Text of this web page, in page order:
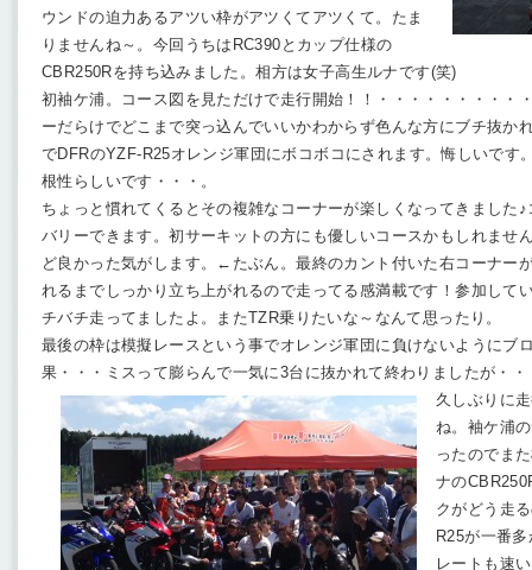
ウンドの迫力あるアツい枠がアツくてアツくて。たま
りませんね～。今回うちはRC390とカップ仕様の
CBR250Rを持ち込みました。相方は女子高生ルナです(笑)
初袖ケ浦。コース図を見ただけで走行開始！！・・・・・・・・・
ーだらけでどこまで突っ込んでいいかわからず色んな方にブチ抜か
でDFRのYZF-R25オレンジ軍団にボコボコにされます。悔しいです
根性らしいです・・・。
ちょっと慣れてくるとその複雑なコーナーが楽しくなってきました
バリーできます。初サーキットの方にも優しいコースかもしれませ
ど良かった気がします。←たぶん。最終のカント付いた右コーナー
れるまでしっかり立ち上がれるので走ってる感満載です！参加して
チバチ走ってましたよ。またTZR乗りたいな～なんて思ったり。
最後の枠は模擬レースという事でオレンジ軍団に負けないようにブ
果・・・ミスって膨らんで一気に3台に抜かれて終わりましたが・・
久しぶりに
ね。袖ケ浦
ったのでま
ナの
クがどう走
R25が一番
レートも速